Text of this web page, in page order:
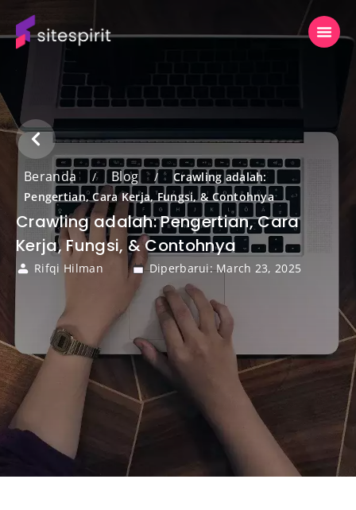
Beranda / Blog /
Crawling adalah:
Pengertian, Cara Kerja, Fungsi, & Contohnya
Crawling adalah: Pengertian, Cara
Kerja, Fungsi, & Contohnya
Rifqi Hilman Diperbarui: March 23, 2025